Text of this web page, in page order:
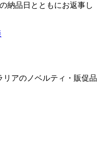
納品日とともにお返事し
リアのノベルティ・販促品